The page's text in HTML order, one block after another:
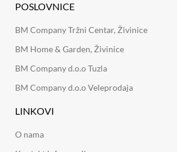
POSLOVNICE
BM Company Tržni Centar, Živinice
BM Home & Garden, Živinice
BM Company d.o.o Tuzla
BM Company d.o.o Veleprodaja
LINKOVI
O nama